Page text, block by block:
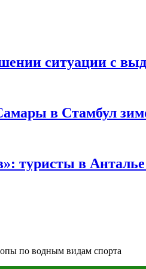
ситуации с
в Стамбул
туристы в
по водным видам спорта